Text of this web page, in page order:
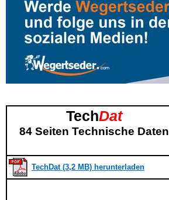
TechDat
84 Seiten Technische Daten
TechDat (3,2 MB) herunterladen